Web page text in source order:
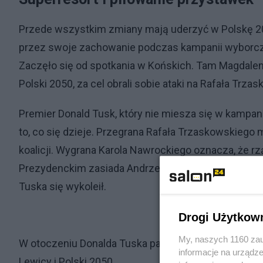
Przede wszystkim zmiany mają uderzyć w Polskę
przez swoje zachowanie podczas kampanii
Zaczęło się od spotkania w Końskich. Tam
Polski 2050, za cel obrali sobie ataki na Rafała
Premier Donald Tusk, który nie miesza się w
to, co się dzieje. Przegrana Rafała
koalicji. Wygrana Karola Nawrockiego oznacza, że
Prezydenckim zasiada Andrzej Duda. Nawrocki
Tuska się wykoleił.
W otoczeniu Donalda Tuska panuje silne
Drogi
My, naszych 1160
informacje na